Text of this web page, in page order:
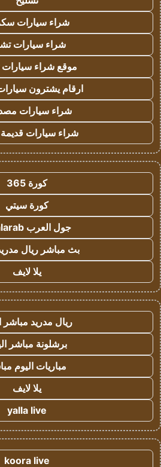
شراء سيارات
شراء سيارات
موقع شراء سيارات
ارقام يشترون
شراء سيارات
شراء سيارات
كورة 365
كورة سيتي
جول العرب goalarab
بث مباشر ريال
يلا لايف
ريال مدريد مباشر
برشلونة مباشر
مباريات اليوم
يلا لايف
yalla live
koora live